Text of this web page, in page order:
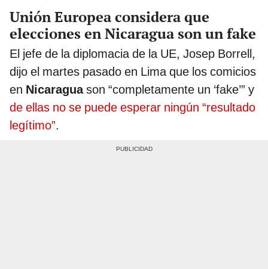
Unión Europea considera que
elecciones en Nicaragua son un fake
El jefe de la diplomacia de la UE, Josep Borrell,
dijo el martes pasado en Lima que los comicios
en Nicaraguason “completamente un ‘fake’” y
de ellas no se puede esperar ningún “resultado
legítimo”.